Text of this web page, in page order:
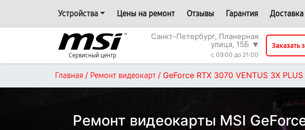
Устройства Цены на ремонт Отзывы Гарантия Доставка
Сервисный центр
Санкт-Петербург, Планерная
улица, 15Б ▼
c 09:00 до 21:00
Заказать
Главная / Ремонт видеокарт / GeForce RTX 3070 VENTUS 3X PLUS
Ремонт видеокарты MSI